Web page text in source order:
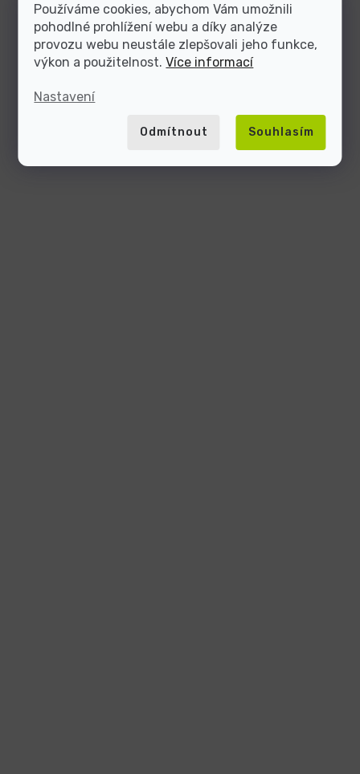
Používáme cookies, abychom Vám umožnili
pohodlné prohlížení webu a díky analýze
provozu webu neustále zlepšovali jeho funkce,
výkon a použitelnost.Více informací
Nastavení
Odmítnout Souhlasím